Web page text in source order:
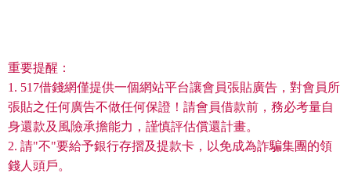
重要提醒：
1. 517借錢網僅提供一個網站平台讓會員張貼廣告，對會員所
張貼之任何廣告不做任何保證！請會員借款前，務必考量自
身還款及風險承擔能力，謹慎評估償還計畫。
2. 請"不"要給予銀行存摺及提款卡，以免成為詐騙集團的領
錢人頭戶。